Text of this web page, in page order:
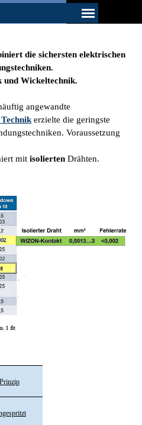
die sichersten elektrischen
und Wickeltechnik.
angewandte
erzielte die geringste
Voraussetzung
mit isolierten Drähten.
Prinzip